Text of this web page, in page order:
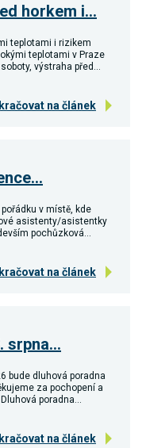
horkem i…
teplotami i rizikem
teplotami v Praze
výstraha před…
na článek
v místě, kde
asistenty/asistentky
pochůzková…
na článek
srpna…
bude dluhová poradna
za pochopení a
poradna…
na článek